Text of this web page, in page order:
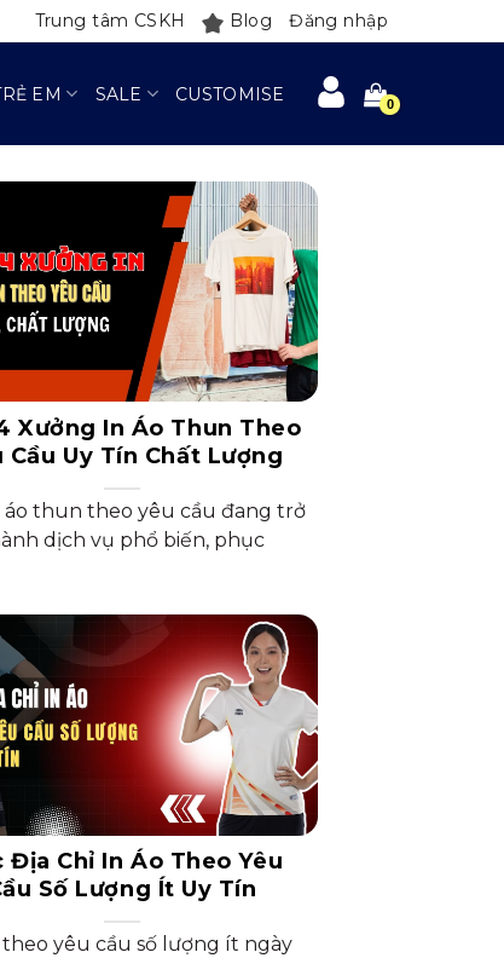
Trung tâm CSKH Blog Đăng nhập
EM SALE CUSTOMISE
Xưởng In Áo Thun Theo
Cầu Uy Tín Chất Lượng
áo thun theo yêu cầu đang trở
dịch vụ phổ biến, phục
Địa Chỉ In Áo Theo Yêu
Số Lượng Ít Uy Tín
theo yêu cầu số lượng ít ngày